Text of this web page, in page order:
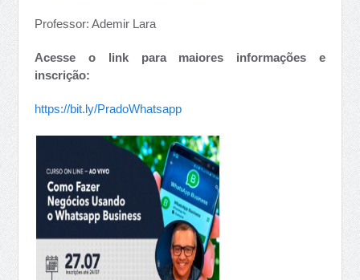
Professor: Ademir Lara
Acesse o link para maiores informações e
inscrição:
https://bit.ly/PradoWhatsapp